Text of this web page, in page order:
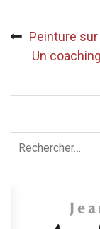
Peinture
Un